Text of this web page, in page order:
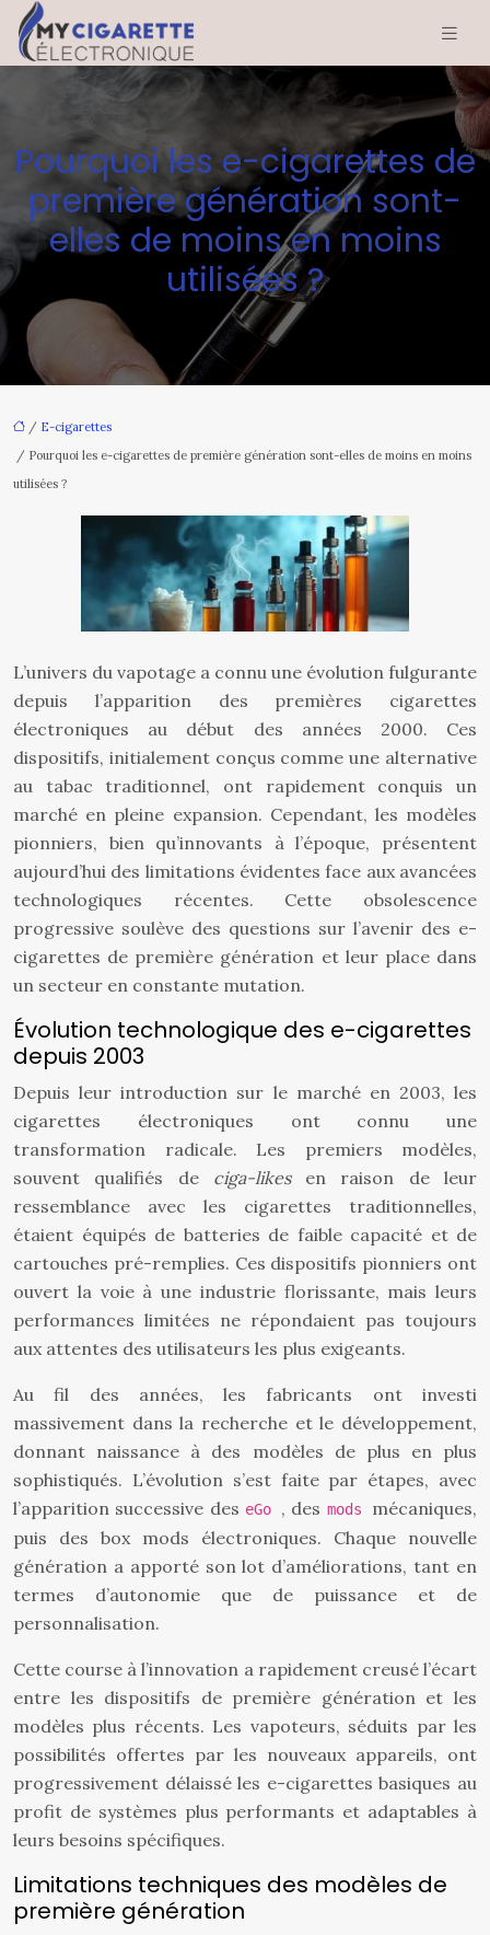
Pourquoi les e-cigarettes de
première génération sont-
elles de moins en moins
utilisées ?
/ E-cigarettes
/ Pourquoi les e-cigarettes de première génération sont-elles de moins en moins
utilisées ?
L’univers du vapotage a connu une évolution fulgurante
depuis l’apparition des premières cigarettes
électroniques au début des années 2000. Ces
dispositifs, initialement conçus comme une alternative
au tabac traditionnel, ont rapidement conquis un
marché en pleine expansion. Cependant, les modèles
pionniers, bien qu’innovants à l’époque, présentent
aujourd’hui des limitations évidentes face aux avancées
technologiques récentes. Cette obsolescence
progressive soulève des questions sur l’avenir des e-
cigarettes de première génération et leur place dans
un secteur en constante mutation.
Évolution technologique des e-cigarettes
depuis 2003
Depuis leur introduction sur le marché en 2003, les
cigarettes électroniques ont connu une
transformation radicale. Les premiers modèles,
souvent qualifiés de ciga-likes en raison de leur
ressemblance avec les cigarettes traditionnelles,
étaient équipés de batteries de faible capacité et de
cartouches pré-remplies. Ces dispositifs pionniers ont
ouvert la voie à une industrie florissante, mais leurs
performances limitées ne répondaient pas toujours
aux attentes des utilisateurs les plus exigeants.
Au fil des années, les fabricants ont investi
massivement dans la recherche et le développement,
donnant naissance à des modèles de plus en plus
sophistiqués. L’évolution s’est faite par étapes, avec
l’apparition successive des eGo , des mods mécaniques,
puis des box mods électroniques. Chaque nouvelle
génération a apporté son lot d’améliorations, tant en
termes d’autonomie que de puissance et de
personnalisation.
Cette course à l’innovation a rapidement creusé l’écart
entre les dispositifs de première génération et les
modèles plus récents. Les vapoteurs, séduits par les
possibilités offertes par les nouveaux appareils, ont
progressivement délaissé les e-cigarettes basiques au
profit de systèmes plus performants et adaptables à
leurs besoins spécifiques.
Limitations techniques des modèles de
première génération